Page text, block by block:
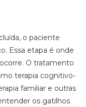
o paciente
Essa etapa é onde
O tratamento
terapia cognitivo-
familiar e outras
os gatilhos